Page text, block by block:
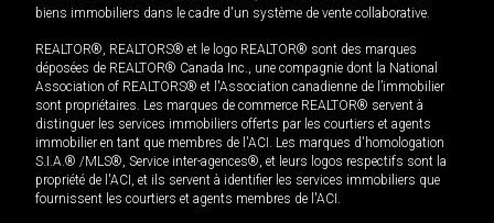
biens immobiliers dans le cadre d'un système de vente collaborative.
REALTOR®, REALTORS® et le logo REALTOR® sont des marques
déposées de REALTOR® Canada Inc., une compagnie dont la National
Association of REALTORS® et l'Association canadienne de l’immobilier
sont propriétaires. Les marques de commerce REALTOR® servent à
distinguer les services immobiliers offerts par les courtiers et agents
immobilier en tant que membres de l'ACI. Les marques d'homologation
S.I.A.® /MLS®, Service inter-agences®, et leurs logos respectifs sont la
propriété de l'ACI, et ils servent à identifier les services immobiliers que
fournissent les courtiers et agents membres de l'ACI.